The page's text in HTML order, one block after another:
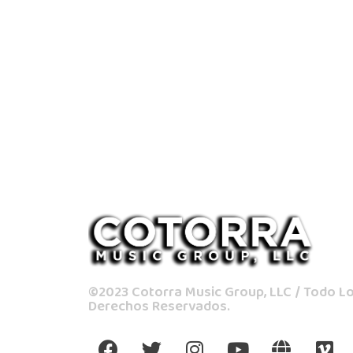
©2023 Cotorra Music Group, LLC / Todo
Derechos Reservados.